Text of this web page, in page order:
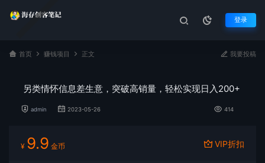
登录
首页 赚钱项目 正文 我要投稿
另类情怀信息差生意，突破高销量，轻松实现日入200+
admin 2023-05-26 414
¥ 9.9 金币 VIP折扣